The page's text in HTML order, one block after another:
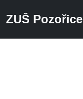
ZUŠ Pozořice